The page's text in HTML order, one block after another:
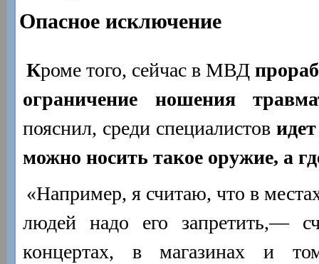
Опасное исключение
Кроме того, сейчас в МВД
ограничение ношения
пояснил, среди специалистов
можно носить такое оружие, а
«Например, я считаю, что в
людей надо его запретить,—
концертах, в магазинах и